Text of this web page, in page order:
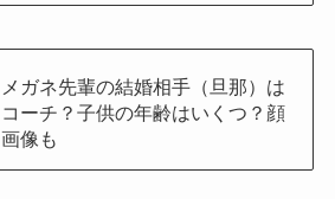
メガネ先輩の結婚相手（旦那）は
コーチ？子供の年齢はいくつ？顔
画像も